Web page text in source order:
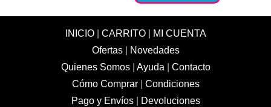
INICIO| CARRITO|
MI CUENTA
Ofertas|
Novedades
Quienes Somos| Ayuda
Contacto
Cómo Comprar| Condiciones
Pago y Envíos|
Devoluciones